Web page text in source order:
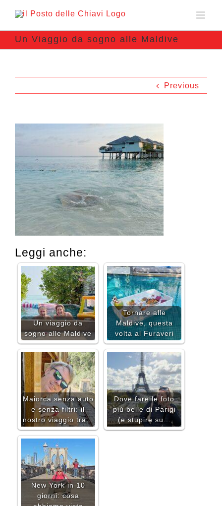
Un Viaggio da sogno alle Maldive
Previous
Leggi anche:
Un viaggio da
sogno alle Maldive
Tornare alle
Maldive, questa
volta al Furaveri
Maiorca senza auto
e senza filtri: il
nostro viaggio tra…
Dove fare le foto
più belle di Parigi
(e stupire su…
New York in 10
giorni: cosa